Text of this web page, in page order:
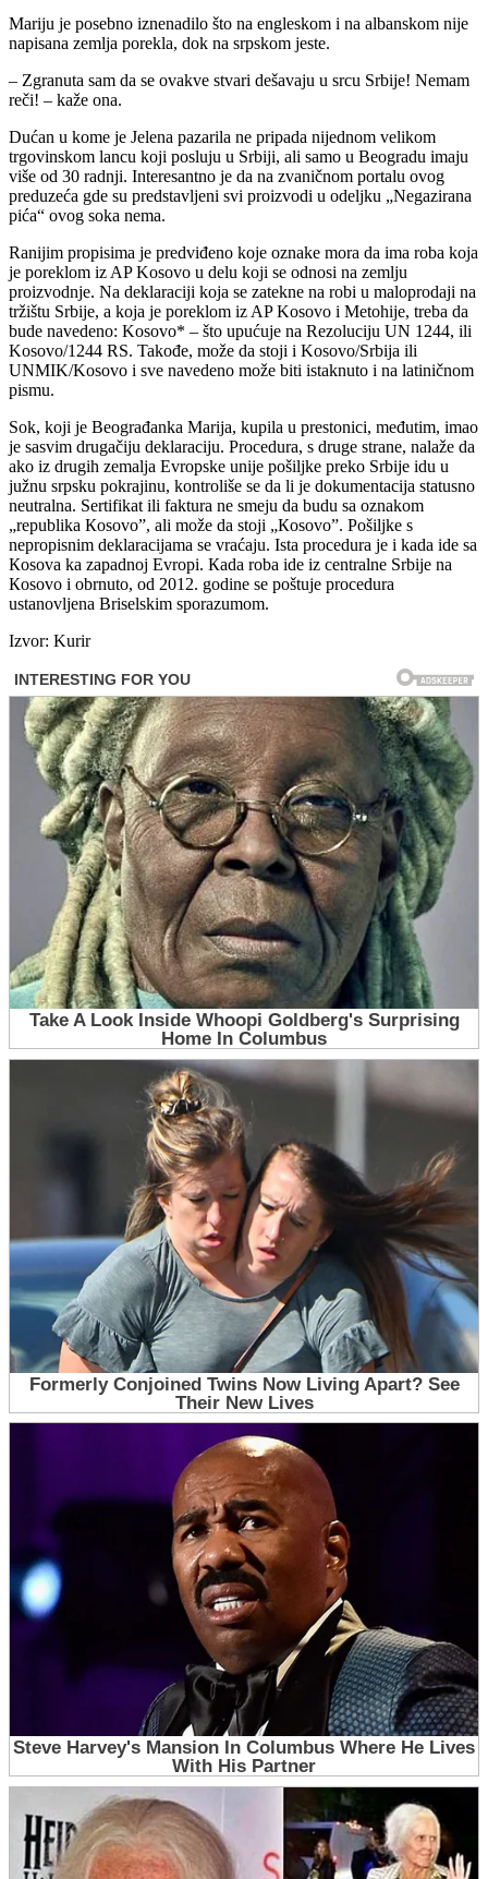
Mariju je posebno iznenadilo što na engleskom i na albanskom nije
napisana zemlja porekla, dok na srpskom jeste.
– Zgranuta sam da se ovakve stvari dešavaju u srcu Srbije! Nemam
reči! – kaže ona.
Dućan u kome je Jelena pazarila ne pripada nijednom velikom
trgovinskom lancu koji posluju u Srbiji, ali samo u Beogradu imaju
više od 30 radnji. Interesantno je da na zvaničnom portalu ovog
preduzeća gde su predstavljeni svi proizvodi u odeljku „Negazirana
pića“ ovog soka nema.
Ranijim propisima je predviđeno koje oznake mora da ima roba koja
je poreklom iz AP Kosovo u delu koji se odnosi na zemlju
proizvodnje. Na deklaraciji koja se zatekne na robi u maloprodaji na
tržištu Srbije, a koja je poreklom iz AP Kosovo i Metohije, treba da
bude navedeno: Kosovo* – što upućuje na Rezoluciju UN 1244, ili
Kosovo/1244 RS. Takođe, može da stoji i Kosovo/Srbija ili
UNMIK/Kosovo i sve navedeno može biti istaknuto i na latiničnom
pismu.
Sok, koji je Beograđanka Marija, kupila u prestonici, međutim, imao
je sasvim drugačiju deklaraciju. Procedura, s druge strane, nalaže da
ako iz drugih zemalja Evropske unije pošiljke preko Srbije idu u
južnu srpsku pokrajinu, kontroliše se da li je dokumentacija statusno
neutralna. Sertifikat ili faktura ne smeju da budu sa oznakom
„republika Кosovo”, ali može da stoji „Кosovo”. Pošiljke s
nepropisnim deklaracijama se vraćaju. Ista procedura je i kada ide sa
Кosova ka zapadnoj Evropi. Кada roba ide iz centralne Srbije na
Кosovo i obrnuto, od 2012. godine se poštuje procedura
ustanovljena Briselskim sporazumom.
Izvor: Kurir